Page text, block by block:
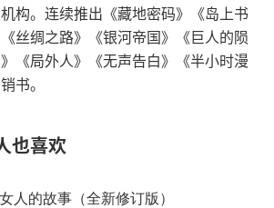
镜》周刊评选 “二十世纪百大图
社联合《法兰克福汇报》评选 “德
时报》评选 “全球百大名著”，
曼就在写给黑塞的信中盛赞
令我在时隔多年之后，再次品味到
年，在为美国版《德米安》
构。连续推出《藏地密码》《岛上书
丝绸之路》《银河帝国》《巨人的陨
《局外人》《无声告白》《半小时漫
书。
也喜欢
人的故事（全新修订版）